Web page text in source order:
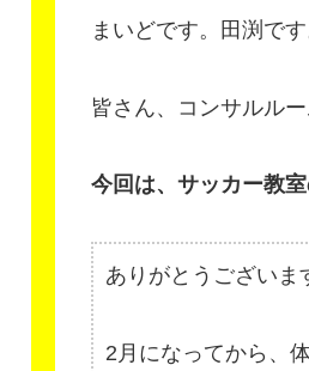
まいどです。田渕で
皆さん、コンサルル
今回は、サッカー教室
ありがとうございま
2月になってから、